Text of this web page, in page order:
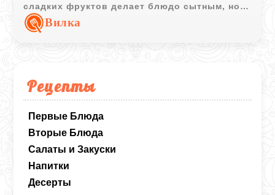
Рецепты
Первые Блюда
Вторые Блюда
Салаты и Закуски
Напитки
Десерты
сладких фруктов делает блюдо сытным, но
при этом лёгким и уютным.
Вилка